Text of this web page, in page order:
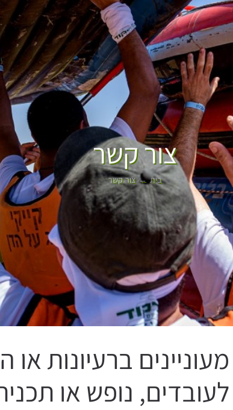
צור קשר
בית צור קשר
מעוניינים ברעיונות
לעובדים, נופש או